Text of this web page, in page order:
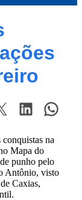
na
Mapa do
punho pelo
Antônio, visto
Caxias,